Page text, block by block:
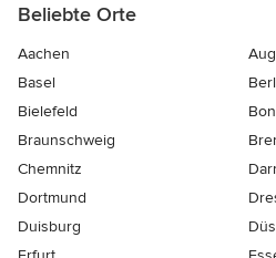
Beliebte Orte
Aachen
Basel
Bielefeld
Braunschweig
Chemnitz
Dortmund
Duisburg